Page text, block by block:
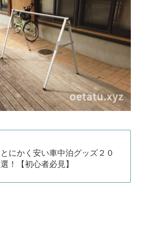
とにかく安い車中泊グッズ２０
選！【初心者必見】